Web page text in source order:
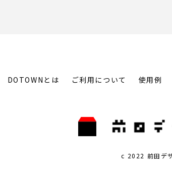
DOTOWNとは ご利用について 使用例
c 2022 前田デ